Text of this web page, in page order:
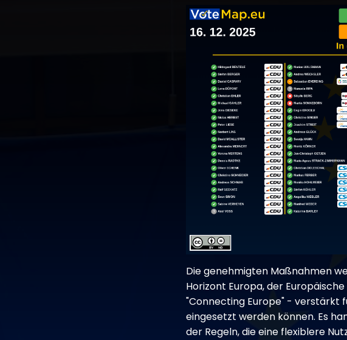
Die genehmigten Maßnahmen
Horizont Europa, der
"Connecting Europe" - verstärkt
eingesetzt werden können. Es
der Regeln, die eine flexiblere